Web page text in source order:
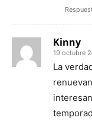
Kinny
19 octubre
La